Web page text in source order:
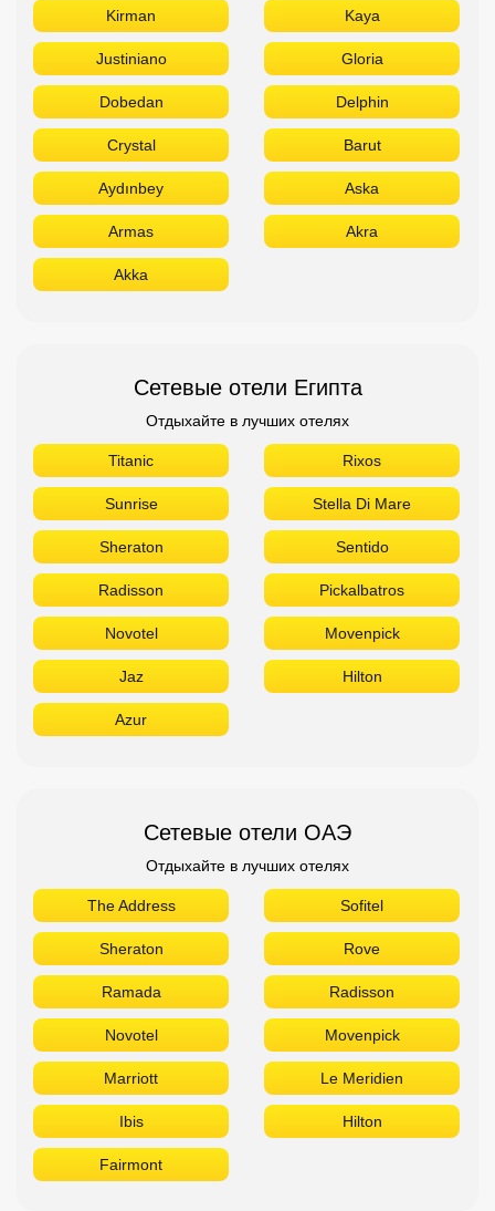
Kirman Kaya
Justiniano Gloria
Dobedan Delphin
Crystal Barut
Aydınbey Aska
Armas Akra
Akka
Сетевые отели Египта
Отдыхайте в лучших отелях
Titanic Rixos
Sunrise Stella Di Mare
Sheraton Sentido
Radisson Pickalbatros
Novotel Movenpick
Jaz Hilton
Azur
Сетевые отели ОАЭ
Отдыхайте в лучших отелях
The Address Sofitel
Sheraton Rove
Ramada Radisson
Novotel Movenpick
Marriott Le Meridien
Ibis Hilton
Fairmont